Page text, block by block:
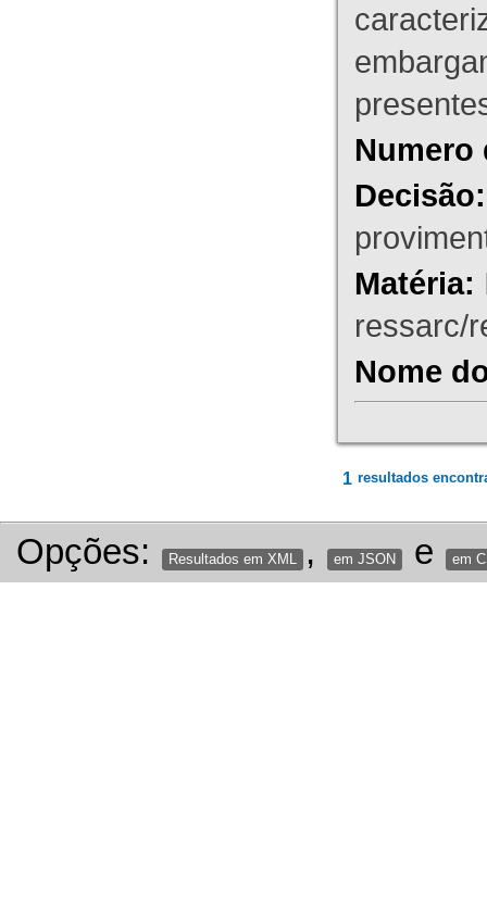
Numero
Decisão:
Matéria:
ressarc/
Nome
1 resultados
Opções: Resultados em XML , em JSON e em